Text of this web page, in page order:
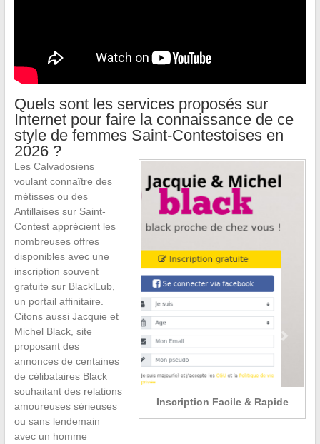
Quels sont les services proposés sur
Internet pour faire la connaissance de ce
style de femmes Saint-Contestoises en
2026 ?
Inscription Facile & Rapide
Les Calvadosiens
voulant connaître des
métisses ou des
Antillaises sur Saint-
Contest apprécient les
nombreuses offres
disponibles avec une
inscription souvent
gratuite sur BlacklLub,
un portail affinitaire.
Citons aussi Jacquie et
Michel Black, site
proposant des
annonces de centaines
de célibataires Black
souhaitant des relations
amoureuses sérieuses
ou sans lendemain
avec un homme